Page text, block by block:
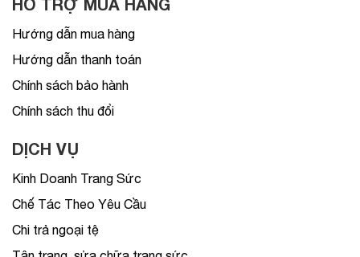
HỖ TRỢ MUA HÀNG
Hướng dẫn mua hàng
Hướng dẫn thanh toán
Chính sách bảo hành
Chính sách thu đổi
DỊCH VỤ
Kinh Doanh Trang Sức
Chế Tác Theo Yêu Cầu
Chi trả ngoại tệ